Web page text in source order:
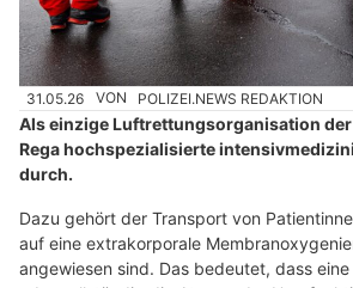
31.05.26 VON POLIZEI.NEWS REDAKTION
Als einzige Luftrettungsorganisation
Rega hochspezialisierte
durch.
Dazu gehört der Transport von
auf eine extrakorporale
angewiesen sind. Das bedeutet, dass